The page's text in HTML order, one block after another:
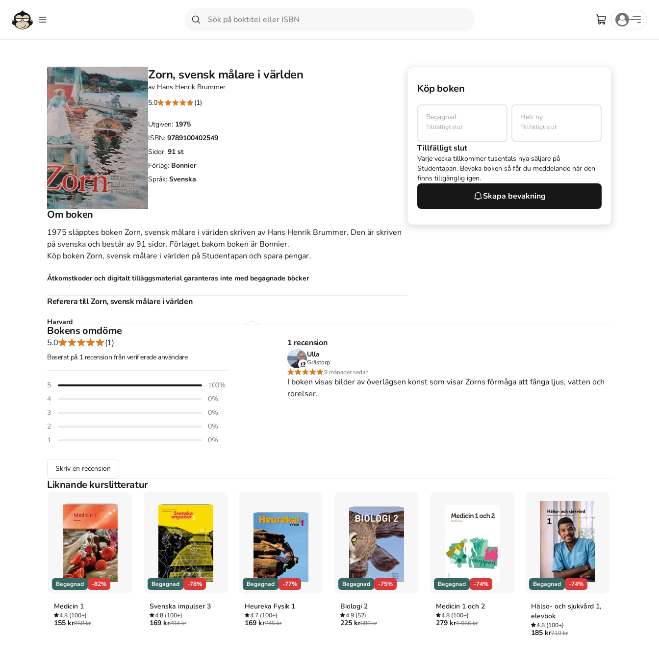
Zorn, svensk målare i världen
av Hans Henrik Brummer
5.0
(1)
Utgiven: 1975
ISBN: 9789100402549
Sidor: 91 st
Förlag: Bonnier
Språk: Svenska
Om boken
1975 släpptes boken Zorn, svensk målare i världen skriven av Hans Henrik Brummer. Den är skriven
på svenskaoch består av 91 sidor. Förlaget bakom boken är Bonnier.
Köp boken Zorn, svensk målare i världen på Studentapan och spara pengar.
Åtkomstkoder och digitalt tilläggsmaterial garanteras inte med begagnade böcker
Referera tillZorn, svensk målare i världen
Harvard
Brummer, H. H. (1975).Zorn, svensk målare i världen
Oxford
Brummer, Hans Henrik,Zorn, svensk målare i världen
Vancouver
Brummer HH. Zorn, svensk målare i världen. Bonnier; 1975.
Köp boken
Begagnad
Tillfälligt slut
Helt ny
Tillfälligt slut
Tillfälligt slut
Varje vecka tillkommer tusentals nya säljare på
Studentapan. Bevaka boken så får du meddelande när den
finns tillgänglig igen.
Skapa bevakning
Bokens omdöme
5.0 (1)
Baserat på 1 recension från verifierade användare
5 100%
4
0%
3
0%
2
0%
1
0%
Skriv en recension
1 recension
Ulla
Grästorp
9 månader sedan
I boken visas bilder av överlägsen konst som visar Zorns förmåga att fånga ljus, vatten och
rörelser.
Liknande kurslitteratur
Begagnad -82%
Medicin 1
4.8 (100+)
155 kr858 kr
Begagnad -78%
Svenska impulser 3
4.8(100+)
169 kr784 kr
Begagnad -77%
Heureka Fysik 1
4.7 (100+)
169 kr745 kr
Begagnad -75%
Biologi 2
4.9(52)
225 kr889 kr
Begagnad -74%
Medicin 1 och 2
4.8(100+)
279 kr1 086 kr
Begagnad -74%
Hälso- och sjukvård 1,
elevbok
4.8 (100+)
185 kr719 kr